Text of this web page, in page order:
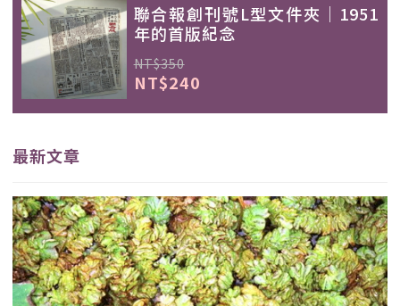
聯合報創刊號L型文件夾｜1951
年的首版紀念
NT$350
NT$240
最新文章